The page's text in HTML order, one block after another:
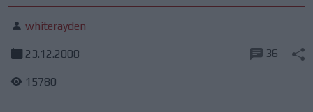
whiterayden
23.12.2008
15780
36